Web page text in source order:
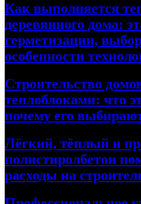
Как выполняется
деревянного дома:
герметизации,
особенности
Строительство
теплоблоками: что
почему его
Лёгкий, тёплый и
полистиролбетон
расходы на